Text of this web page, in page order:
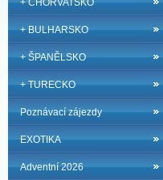
+ CHORVATSKO
+ BULHARSKO
+ ŠPANĚLSKO
+ TURECKO
Poznávací zájezdy
EXOTIKA
Adventní 2026